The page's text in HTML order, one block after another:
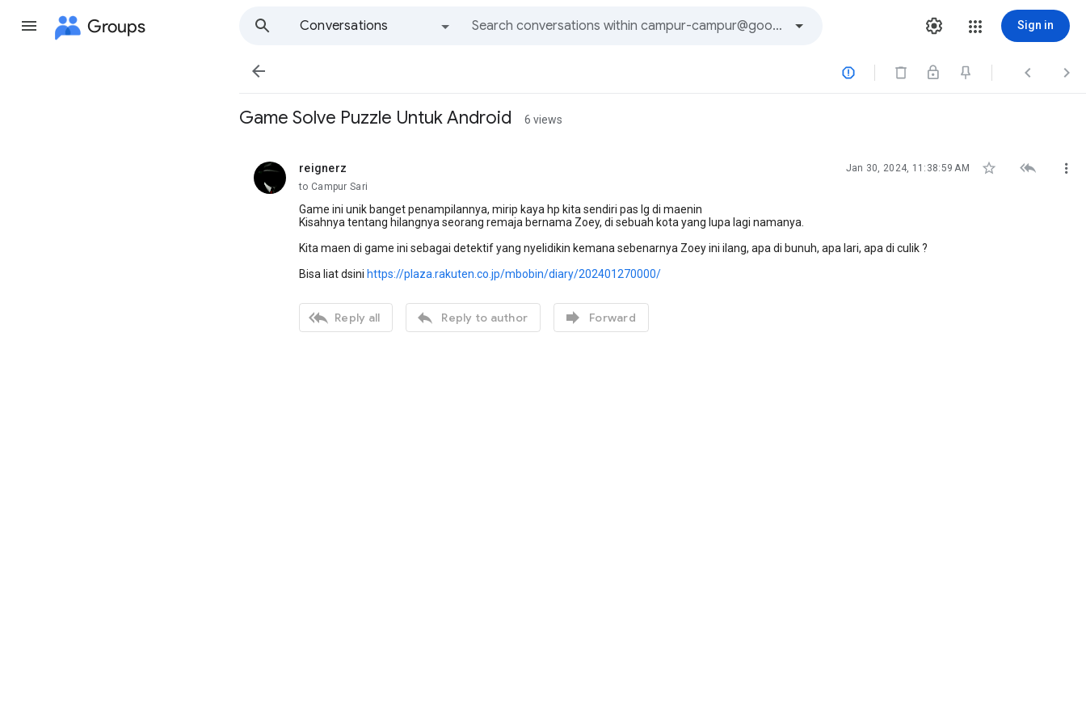
Groups
Conversations
Sign in
   
Game Solve Puzzle Untuk Android 6 views
reignerz
unread, Jan 30, 2024, 11:38:59 AM   
to Campur Sari
Game ini unik banget penampilannya, mirip kaya hp kita sendiri pas lg di maenin
Kisahnya tentang hilangnya seorang remaja bernama Zoey, di sebuah kota yang lupa lagi namanya.
Kita maen di game ini sebagai detektif yang nyelidikin kemana sebenarnya Zoey ini ilang, apa di bunuh, apa lari, apa di culik ?
Bisa liat dsini https://plaza.rakuten.co.jp/mbobin/diary/202401270000/
 Reply all  Reply to author  Forward